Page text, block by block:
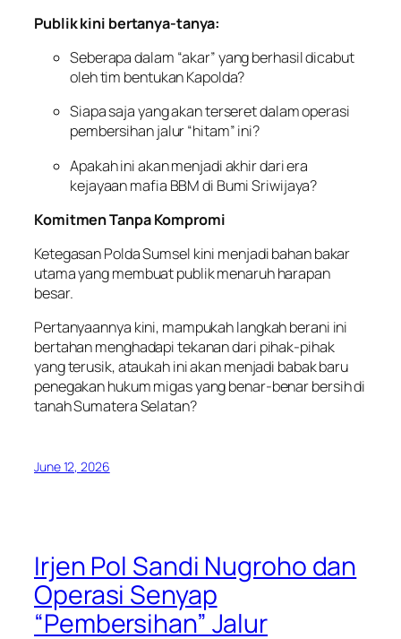
Publik kini bertanya-tanya:
Seberapa dalam “akar” yang berhasil dicabut
oleh tim bentukan Kapolda?
Siapa saja yang akan terseret dalam operasi
pembersihan jalur “hitam” ini?
Apakah ini akan menjadi akhir dari era
kejayaan mafia BBM di Bumi Sriwijaya?
Komitmen Tanpa Kompromi
Ketegasan Polda Sumsel kini menjadi bahan bakar
utama yang membuat publik menaruh harapan
besar.
Pertanyaannya kini, mampukah langkah berani ini
bertahan menghadapi tekanan dari pihak-pihak
yang terusik, ataukah ini akan menjadi babak baru
penegakan hukum migas yang benar-benar bersih di
tanah Sumatera Selatan?
June 12, 2026
Irjen Pol Sandi Nugroho dan
Operasi Senyap
“Pembersihan” Jalur